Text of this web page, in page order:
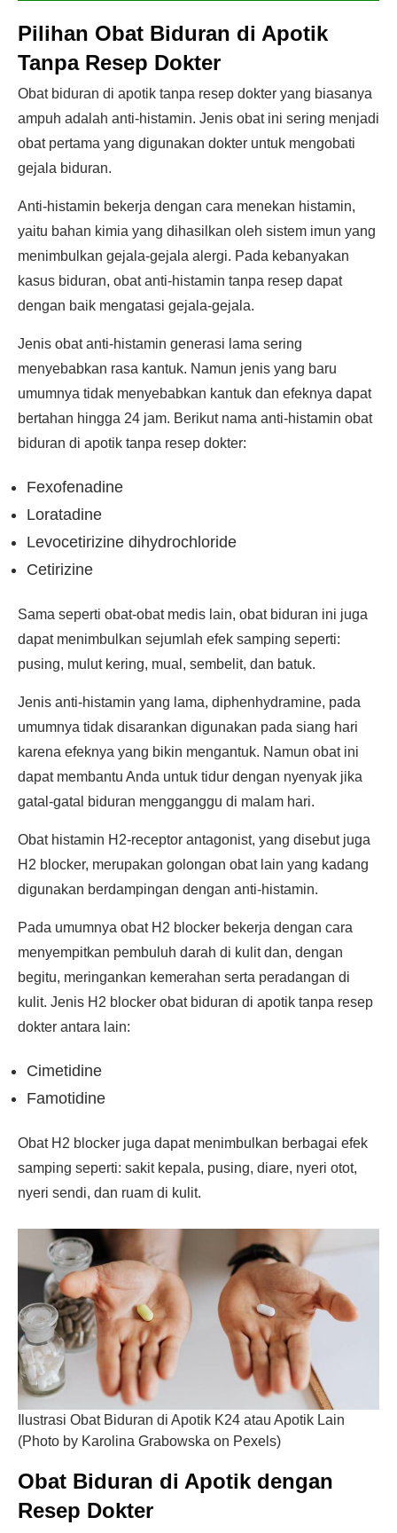
Pilihan Obat Biduran di Apotik
Tanpa Resep Dokter
Obat biduran di apotik tanpa resep dokter yang biasanya
ampuh adalah anti-histamin. Jenis obat ini sering menjadi
obat pertama yang digunakan dokter untuk mengobati
gejala biduran.
Anti-histamin bekerja dengan cara menekan histamin,
yaitu bahan kimia yang dihasilkan oleh sistem imun yang
menimbulkan gejala-gejala alergi. Pada kebanyakan
kasus biduran, obat anti-histamin tanpa resep dapat
dengan baik mengatasi gejala-gejala.
Jenis obat anti-histamin generasi lama sering
menyebabkan rasa kantuk. Namun jenis yang baru
umumnya tidak menyebabkan kantuk dan efeknya dapat
bertahan hingga 24 jam. Berikut nama anti-histamin obat
biduran di apotik tanpa resep dokter:
Fexofenadine
Loratadine
Levocetirizine dihydrochloride
Cetirizine
Sama seperti obat-obat medis lain, obat biduran ini juga
dapat menimbulkan sejumlah efek samping seperti:
pusing, mulut kering, mual, sembelit, dan batuk.
Jenis anti-histamin yang lama, diphenhydramine, pada
umumnya tidak disarankan digunakan pada siang hari
karena efeknya yang bikin mengantuk. Namun obat ini
dapat membantu Anda untuk tidur dengan nyenyak jika
gatal-gatal biduran mengganggu di malam hari.
Obat histamin H2-receptor antagonist, yang disebut juga
H2 blocker, merupakan golongan obat lain yang kadang
digunakan berdampingan dengan anti-histamin.
Pada umumnya obat H2 blocker bekerja dengan cara
menyempitkan pembuluh darah di kulit dan, dengan
begitu, meringankan kemerahan serta peradangan di
kulit. Jenis H2 blocker obat biduran di apotik tanpa resep
dokter antara lain:
Cimetidine
Famotidine
Obat H2 blocker juga dapat menimbulkan berbagai efek
samping seperti: sakit kepala, pusing, diare, nyeri otot,
nyeri sendi, dan ruam di kulit.
Ilustrasi Obat Biduran di Apotik K24 atau Apotik Lain
(Photo by Karolina Grabowska on Pexels)
Obat Biduran di Apotik dengan
Resep Dokter